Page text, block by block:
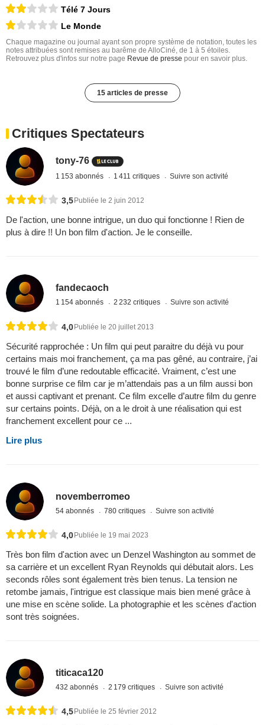
Télé 7 Jours
Le Monde
Chaque magazine ou journal ayant son propre système de notation, toutes les
notes attribuées sont remises au barême de AlloCiné, de 1 à 5 étoiles.
Retrouvez plus d'infos sur notre page Revue de presse pour en savoir plus.
15 articles de presse
Critiques Spectateurs
tony-76
1 153 abonnés 1 411 critiques Suivre son activité
3,5Publiée le 2 juin 2012
De l'action, une bonne intrigue, un duo qui fonctionne ! Rien de
plus à dire !! Un bon film d'action. Je le conseille.
fandecaoch
1 154 abonnés 2 232 critiques Suivre son activité
4,0 Publiée le 20 juillet 2013
Sécurité rapprochée : Un film qui peut paraitre du déjà vu pour
certains mais moi franchement, ça ma pas gêné, au contraire, j’ai
trouvé le film d’une redoutable efficacité. Vraiment, c’est une
bonne surprise ce film car je m’attendais pas a un film aussi bon
et aussi captivant et prenant. Ce film excelle d’autre film du genre
sur certains points. Déjà, on a le droit à une réalisation qui est
franchement excellent pour ce ...
Lire plus
novemberromeo
54 abonnés 780 critiques Suivre son activité
4,0 Publiée le 19 mai 2023
Très bon film d'action avec un Denzel Washington au sommet de
sa carrière et un excellent Ryan Reynolds qui débutait alors. Les
seconds rôles sont également très bien tenus. La tension ne
retombe jamais, l'intrigue est classique mais bien mené grâce à
une mise en scène solide. La photographie et les scènes d'action
sont très soignées.
titicaca120
432 abonnés 2 179 critiques Suivre son activité
4,5 Publiée le 25 février 2012